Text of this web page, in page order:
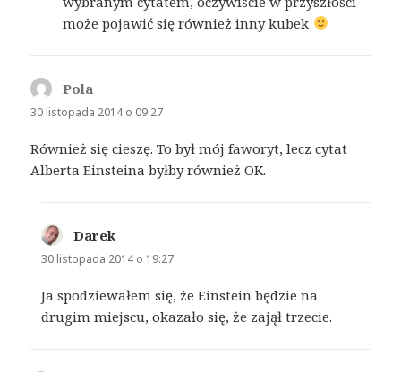
może pojawić się również inny kubek
Pola
30 listopada 2014 o 09:27
Również się cieszę. To był mój faworyt, lecz cytat
Alberta Einsteina byłby również OK.
Darek
30 listopada 2014 o 19:27
Ja spodziewałem się, że Einstein będzie na
drugim miejscu, okazało się, że zajął trzecie.